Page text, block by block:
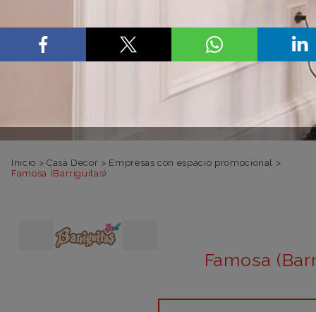
Inicio > Casa Decor > Empresas con espacio promocional
>
Famosa (Barriguitas)
Famosa